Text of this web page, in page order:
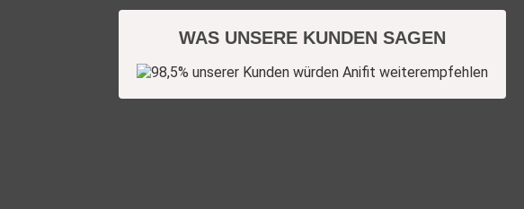
WAS UNSERE KUNDEN SAGEN